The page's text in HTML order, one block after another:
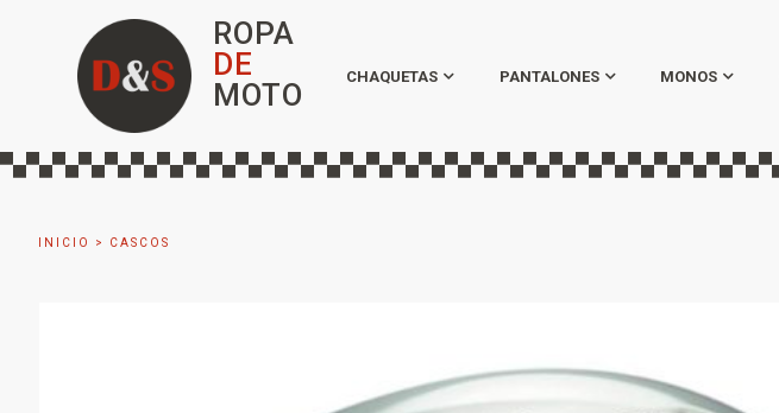
ROPA
DE
MOTO
CHAQUETAS PANTALONES MONOS
INICIO > CASCOS